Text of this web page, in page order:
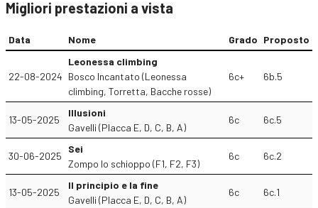
Migliori prestazioni a vista
Data Nome Grado Proposto
22-08-2024
Leonessa climbing
Bosco Incantato (Leonessa
climbing, Torretta, Bacche rosse)
6c+ 6b.5
13-05-2025
Illusioni
Gavelli (Placca E, D, C, B, A)
6c 6c.5
30-06-2025
Sei
Zompo lo schioppo (F1, F2, F3)
6c 6c.2
13-05-2025
Il principio e la fine
Gavelli (Placca E, D, C, B, A)
6c 6c.1